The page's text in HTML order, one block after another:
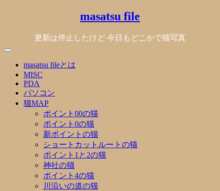
masatsu file
更新は停止したけど 今日もどこかで猫写真
masatsu fileとは
MISC
PDA
パソコン
猫MAP
ポイント00の猫
ポイント0の猫
新ポイントの猫
ショートカットルートの猫
ポイント1と2の猫
神社の猫
ポイント4の猫
川沿いの道の猫